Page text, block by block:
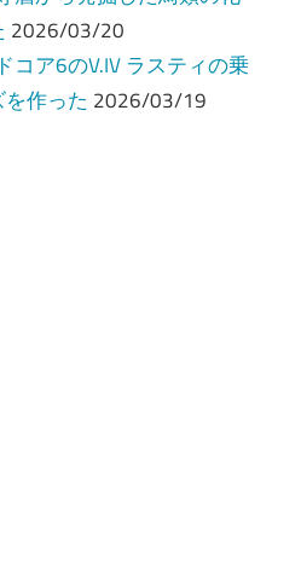
2026/03/20
コア6のV.IV ラスティの乗
作った 2026/03/19